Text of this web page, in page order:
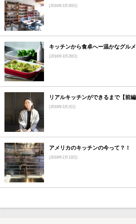
(2016年3月30日)
キッチンから食卓へー温かなグル
(2016年3月29日)
リアルキッチンができるまで【前編
(2018年3月2日)
アメリカのキッチンの今って？！
(2018年2月13日)